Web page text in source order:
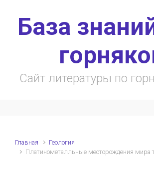
База
Сайт литературы по
Главная
Геология
Платинометалльные месторождения мира